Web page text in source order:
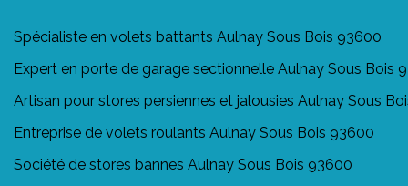
Spécialiste en volets battants Aulnay Sous Bois 93600
Expert en porte de garage sectionnelle Aulnay Sous Bois
Artisan pour stores persiennes et jalousies Aulnay Sous
Entreprise de volets roulants Aulnay Sous Bois 93600
Société de stores bannes Aulnay Sous Bois 93600